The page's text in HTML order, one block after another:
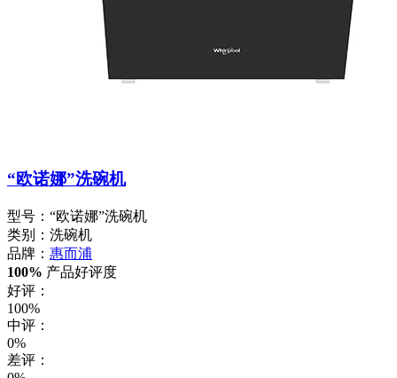
“欧诺娜”洗碗机
型号：“欧诺娜”洗碗机
类别：洗碗机
品牌： 惠而浦
100% 产品好评度
好评：
100%
中评：
0%
差评：